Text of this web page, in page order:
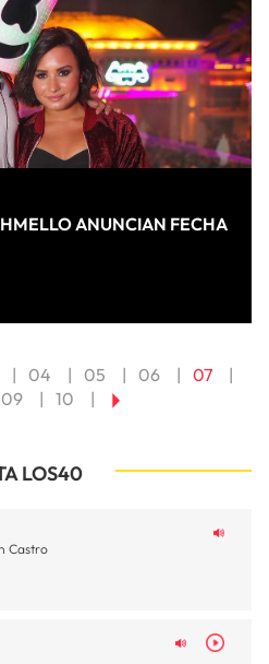
ANUNCIAN FECHA
04 05 06
07
09 10
LOS40
Castro